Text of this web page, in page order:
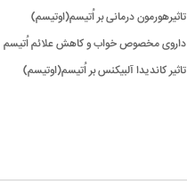
تاثیرهورمون درمانی بر اُتیسم(اوتیسم)
داروی مخصوص خواب و کاهش علائم اُتیسم
تاثیر کاندیدا آلبیکنس بر اُتیسم(اوتیسم)